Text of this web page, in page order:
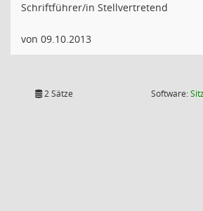
Schriftführer/in Stellvertretend
von 09.10.2013
2 Sätze Software: